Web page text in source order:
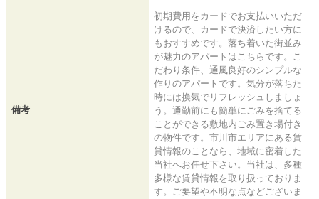
備考
初期費用をカードでお支払いいただ
けるので、カードで決済したい方に
もおすすめです。落ち着いた街並み
が魅力のアパートはこちらです。こ
だわり条件、通風良好のシンプルな
作りのアパートです。気分が落ちた
時には換気でリフレッシュしましょ
う。通勤前にも簡単にごみを捨てる
ことができる敷地内ごみ置き場付き
の物件です。市川市エリアにある賃
貸情報のことなら、地域に密着した
当社へお任せ下さい。当社は、多種
多様な賃貸情報を取り扱っておりま
す。ご要望や不明な点などございま